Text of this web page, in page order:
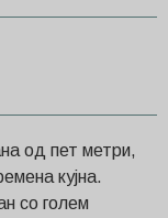
од пет метри,
кујна.
со голем